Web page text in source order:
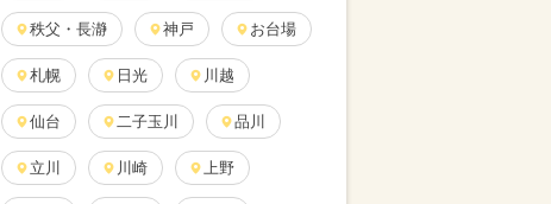
秩父・長瀞 神戸 お台場
札幌 日光 川越
仙台 二子玉川 品川
立川 川崎 上野